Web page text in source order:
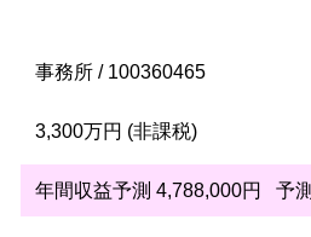
事務所 / 100360465
3,300万円 (非課税)
年間収益予測 4,788,000円 予